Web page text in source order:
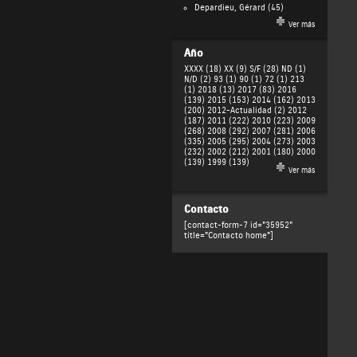
Depardieu, Gérard (45)
Ver más
Año
XXXX (18) XX (9) S/F (28) ND (1)
N/D (2) 93 (1) 90 (1) 72 (1) 213
(1) 2018 (13) 2017 (83) 2016
(139) 2015 (153) 2014 (162) 2013
(200) 2012-Actualidad (2) 2012
(187) 2011 (222) 2010 (223) 2009
(268) 2008 (292) 2007 (281) 2006
(335) 2005 (295) 2004 (273) 2003
(232) 2002 (212) 2001 (180) 2000
(139) 1999 (139)
Ver más
Contacto
[contact-form-7 id="35952"
title="Contacto home"]